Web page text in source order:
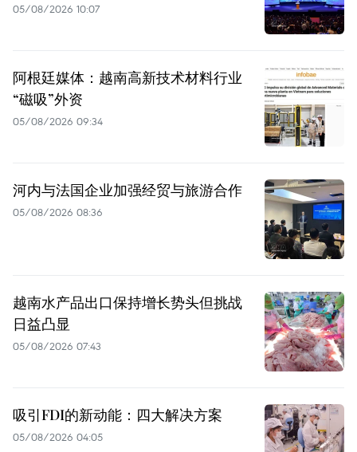
05/08/2026 10:07
阿根廷媒体：越南高新技术材料行业
“磁吸”外资
05/08/2026 09:34
河内与法国企业加强经贸与旅游合作
05/08/2026 08:36
越南水产品出口保持增长势头但挑战
日益凸显
05/08/2026 07:43
吸引FDI的新动能：四大解决方案
05/08/2026 04:05